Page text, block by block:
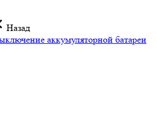
Назад
аккумуляторной батареи